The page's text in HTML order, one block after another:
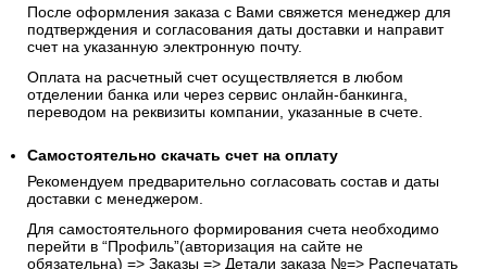
После оформления заказа с Вами свяжется менеджер для
подтверждения и согласования даты доставки и направит
счет на указанную электронную почту.
Оплата на расчетный счет осуществляется в любом
отделении банка или через сервис онлайн-банкинга,
переводом на реквизиты компании, указанные в счете.
Самостоятельно скачать счет на оплату
Рекомендуем предварительно согласовать состав и даты
доставки с менеджером.
Для самостоятельного формирования счета необходимо
перейти в “Профиль”(авторизация на сайте не
обязательна) => Заказы => Детали заказа №=> Распечатать